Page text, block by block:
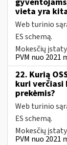
vieta yra
Web turinio
ES schemą.
Mokesčių
PVM nuo 2021
22. Kurią
kuri verčiasi
prekėmis?
Web turinio
ES schemą.
Mokesčių
PVM nuo 2021